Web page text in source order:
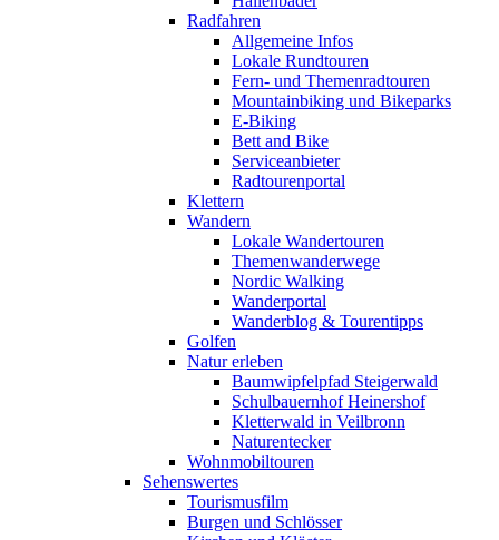
Radfahren
Allgemeine Infos
Lokale Rundtouren
Fern- und Themenradtouren
Mountainbiking und Bikeparks
E-Biking
Bett and Bike
Serviceanbieter
Radtourenportal
Klettern
Wandern
Lokale Wandertouren
Themenwanderwege
Nordic Walking
Wanderportal
Wanderblog & Tourentipps
Golfen
Natur erleben
Baumwipfelpfad Steigerwald
Schulbauernhof Heinershof
Kletterwald in Veilbronn
Naturentecker
Wohnmobiltouren
Sehenswertes
Tourismusfilm
Burgen und Schlösser